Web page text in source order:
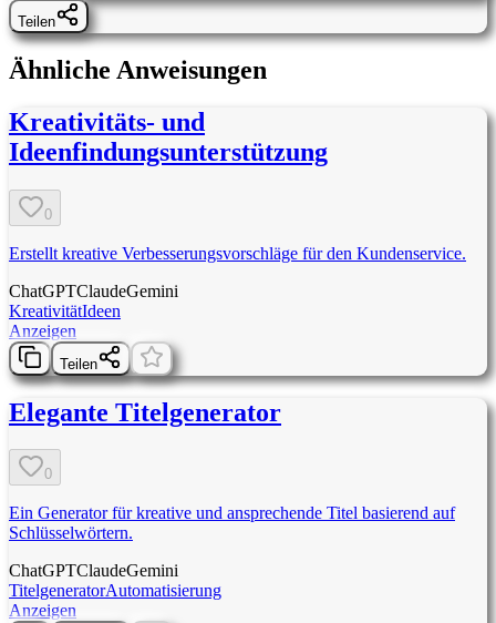
Teilen
Ähnliche Anweisungen
Kreativitäts- und
Ideenfindungsunterstützung
0
Erstellt kreative Verbesserungsvorschläge für den Kundenservice.
ChatGPTClaudeGemini
KreativitätIdeen
Anzeigen
Teilen
Elegante Titelgenerator
0
Ein Generator für kreative und ansprechende Titel basierend auf
Schlüsselwörtern.
ChatGPTClaudeGemini
TitelgeneratorAutomatisierung
Anzeigen